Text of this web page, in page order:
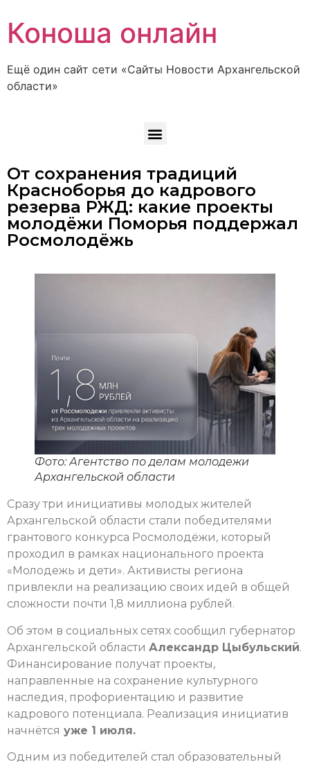
Коноша онлайн
Ещё один сайт сети «Сайты Новости Архангельской
области»
От сохранения традиций
Красноборья до кадрового
резерва РЖД: какие проекты
молодёжи Поморья поддержал
Росмолодёжь
Фото: Агентство по делам молодежи
Архангельской области
Сразу три инициативы молодых жителей
Архангельской области стали победителями
грантового конкурса Росмолодёжи, который
проходил в рамках национального проекта
«Молодежь и дети». Активисты региона
привлекли на реализацию своих идей в общей
сложности почти 1,8 миллиона рублей.
Об этом в социальных сетях сообщил губернатор
Архангельской области Александр Цыбульский.
Финансирование получат проекты,
направленные на сохранение культурного
наследия, профориентацию и развитие
кадрового потенциала. Реализация инициатив
начнётся уже 1 июля.
Одним из победителей стал образовательный